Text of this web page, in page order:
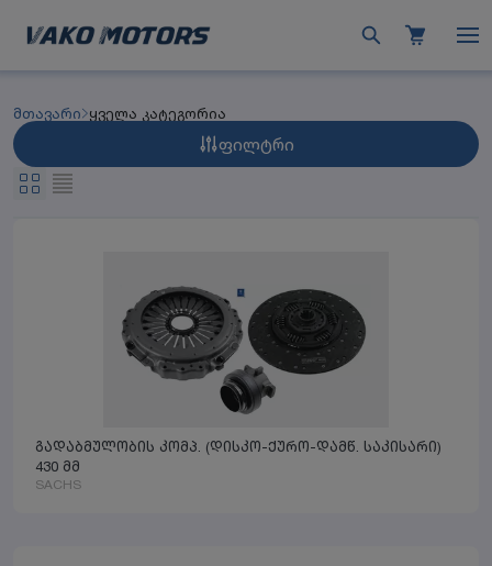
მთავარი ყველა კატეგორია
ფილტრი
გადაბმულობის კომპ. (დისკო-ქურო-დამწ. საკისარი)
430 მმ
SACHS